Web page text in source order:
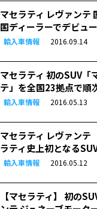
マセラティ レヴァン
国ディーラーでデビュ
輸入車情報 2016.09.14
マセラティ 初のSUV「
テ」を全国23拠点で順
輸入車情報 2016.05.13
マセラティ レヴァン
ラティ史上初となる
輸入車情報 2016.05.12
【マセラティ】 初の